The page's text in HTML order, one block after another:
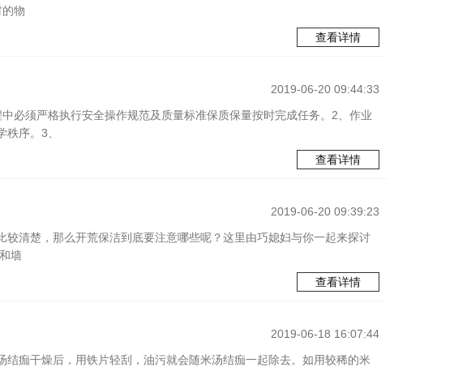
物
查看详情
2019-06-20 09:44:33
必须严格执行安全操作规范及质量标准保质保量按时完成任务。2、作业
序。3、
查看详情
2019-06-20 09:39:23
清楚，那么开荒保洁到底要注意哪些呢？这里由巧媳妇与你一起来探讨
墙
查看详情
2019-06-18 16:07:44
痂干燥后，用铁片轻刮，油污就会随米汤结痂一起除去。如用较稀的米